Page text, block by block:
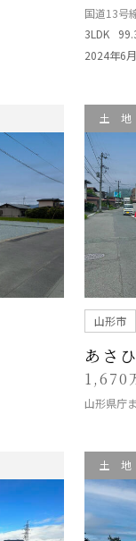
国道13号
3LDK
2024年6
土 地
山形市
あさ
1,670
山形県庁
土 地